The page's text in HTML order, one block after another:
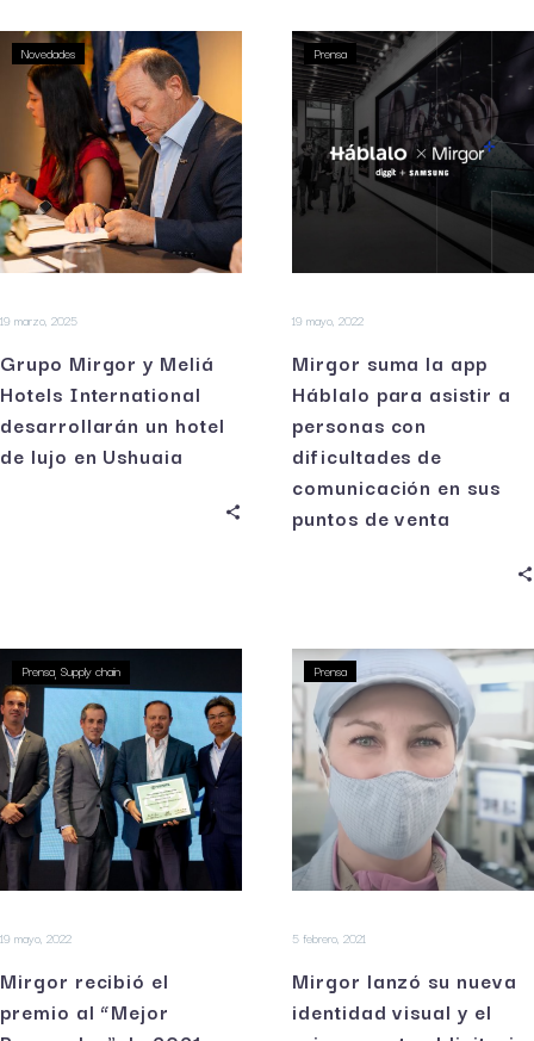
Novedades
19 marzo, 2025
Grupo Mirgor y Meliá
Hotels International
desarrollarán un hotel
de lujo en Ushuaia
Prensa
19 mayo, 2022
Mirgor suma la app
Háblalo para asistir a
personas con
dificultades de
comunicación en sus
puntos de venta
Prensa Supply chain
19 mayo, 2022
Mirgor recibió el
premio al “Mejor
Prensa
5 febrero, 2021
Mirgor lanzó su nueva
identidad visual y el